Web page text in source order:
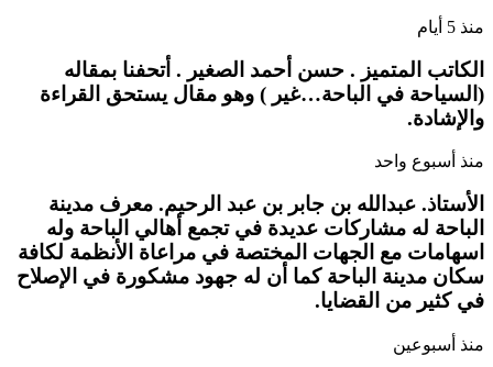
منذ 5 أيام
الكاتب المتميز . حسن أحمد الصغير . أتحفنا بمقاله
(السياحة في الباحة…غير ) وهو مقال يستحق القراءة
والإشادة.
منذ أسبوع واحد
الأستاذ. عبدالله بن جابر بن عبد الرحيم. معرف مدينة
الباحة له مشاركات عديدة في تجمع أهالي الباحة وله
اسهامات مع الجهات المختصة في مراعاة الأنظمة لكافة
سكان مدينة الباحة كما أن له جهود مشكورة في الإصلاح
في كثير من القضايا.
منذ أسبوعين